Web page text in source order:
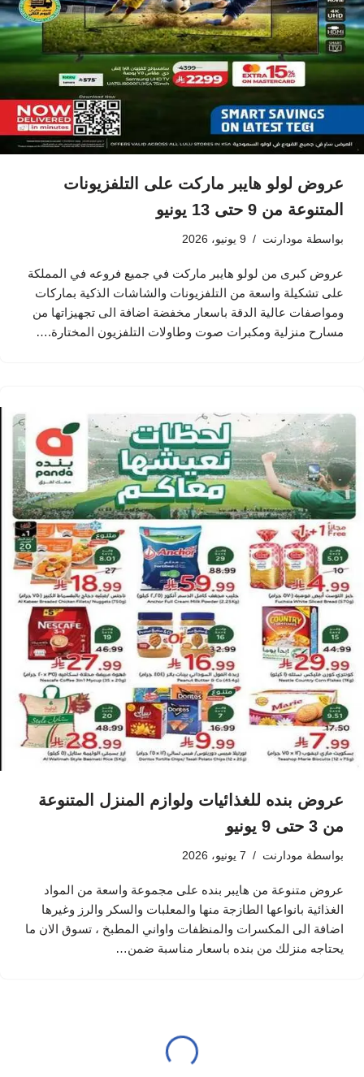
عروض لولو هايبر ماركت على التلفزيونات
المتنوعة من 9 حتى 13 يونيو
بواسطة مودارنت 9 يونيو، 2026
عروض كبرى من لولو هايبر ماركت في جميع فروعه في المملكة
على تشكيلة واسعة من التلفزيونات والشاشات الذكية بماركات
ومواصفات عالية الدقة باسعار مخفضة اضافة الى تجهيزاتها من
مسارح منزلية ومكبرات صوت وطاولات التلفزيون المختارة.…
عروض بنده للغذائيات ولوازم المنزل المتنوعة
من 3 حتى 9 يونيو
بواسطة مودارنت 7 يونيو، 2026
عروض متنوعة من هايبر بنده على مجموعة واسعة من المواد
الغذائية بانواعها الطازجة منها والمعلبات والسكر والرز وغيرها
اضافة الى المكسرات والمنظفات واواني المطبخ ، تسوق الان ما
يحتاجه منزلك من بنده باسعار مناسبة ضمن…